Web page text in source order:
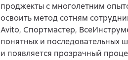
проджекты с многолетним
освоить метод сотням
Avito, Спортмастер,
понятных и последовательных
и появляется прозрачный